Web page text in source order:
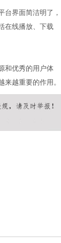
界面简洁明了，
在线播放、下载
和优秀的用户体
越重要的作用。